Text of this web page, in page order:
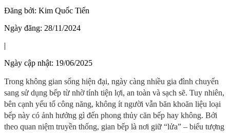
Đăng bởi: Kim Quốc Tiến
Ngày đăng: 28/11/2024
|
Ngày cập nhật: 19/06/2025
Trong không gian sống hiện đại, ngày càng nhiều gia đình chuyển
sang sử dụng bếp từ nhờ tính tiện lợi, an toàn và sạch sẽ. Tuy nhiên,
bên cạnh yếu tố công năng, không ít người vẫn băn khoăn liệu loại
bếp này có ảnh hưởng gì đến phong thủy căn bếp hay không. Bởi
theo quan niệm truyền thống, gian bếp là nơi giữ “lửa” – biểu tượng